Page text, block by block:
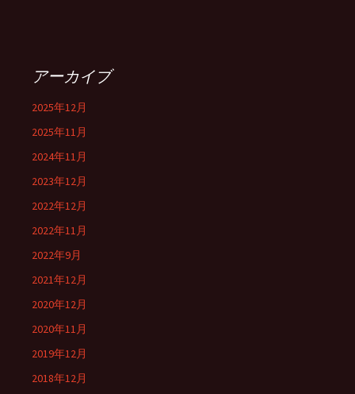
アーカイブ
2025年12月
2025年11月
2024年11月
2023年12月
2022年12月
2022年11月
2022年9月
2021年12月
2020年12月
2020年11月
2019年12月
2018年12月